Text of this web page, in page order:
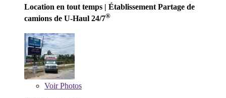
Location en tout temps | Établissement Partage de
camions de U-Haul 24/7®
VoirPhotos